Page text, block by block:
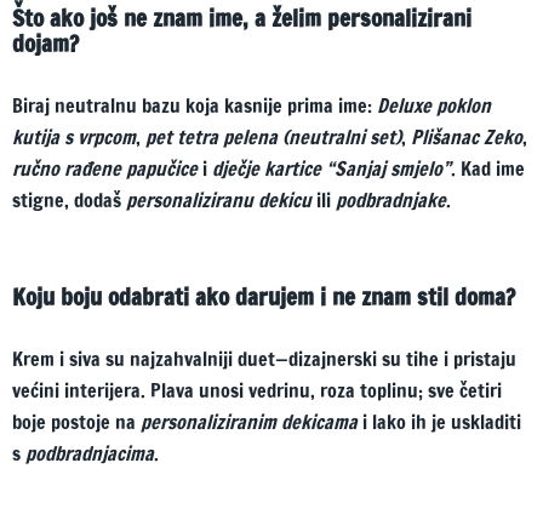
Što ako još ne znam ime, a želim personalizirani
dojam?
Biraj neutralnu bazu koja kasnije prima ime: Deluxe poklon
kutija s vrpcom, pet tetra pelena (neutralni set), Plišanac Zeko,
ručno rađene papučicei dječje kartice “Sanjaj smjelo”. Kad ime
stigne, dodaš personaliziranu dekicuili podbradnjake.
Koju boju odabrati ako darujem i ne znam stil doma?
Krem i siva su najzahvalniji duet—dizajnerski su tihe i pristaju
većini interijera. Plava unosi vedrinu, roza toplinu; sve četiri
boje postoje na personaliziranim dekicamai lako ih je uskladiti
s podbradnjacima.